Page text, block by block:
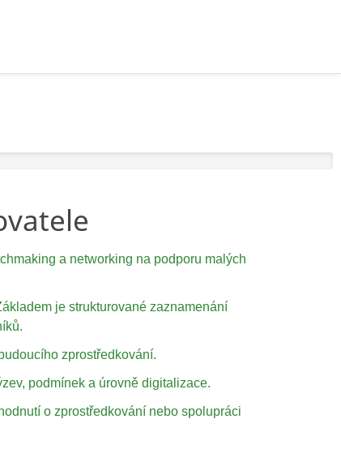
a networking na podporu malých
je strukturované zaznamenání
zprostředkování.
podmínek a úrovně digitalizace.
o zprostředkování nebo spolupráci